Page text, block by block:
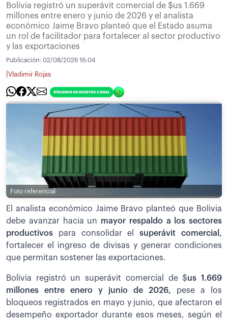
Bolivia registró un superávit comercial de $us 1.669
millones entre enero y junio de 2026 y el analista
económico Jaime Bravo planteó que el Estado asuma
un rol de facilitador para fortalecer al sector productivo
y las exportaciones
Publicación: 02/08/2026 16:04
Vladimir Rojas
Foto referencial
El analista económico Jaime Bravo planteó que Bolivia
debe avanzar hacia un mayor respaldo a los sectores
productivos para consolidar elsuperávit comercial,
fortalecer el ingreso de divisas y generar condiciones
que permitan sostener las exportaciones.
Bolivia registró un superávit comercial de $us 1.669
millones entre enero y junio de 2026, pese a los
bloqueos registrados en mayo y junio, que afectaron el
desempeño exportador durante esos meses, según el